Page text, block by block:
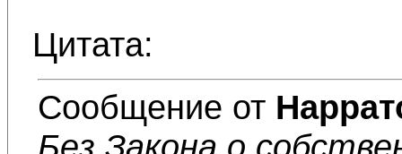
Цитата:
Сообщение от